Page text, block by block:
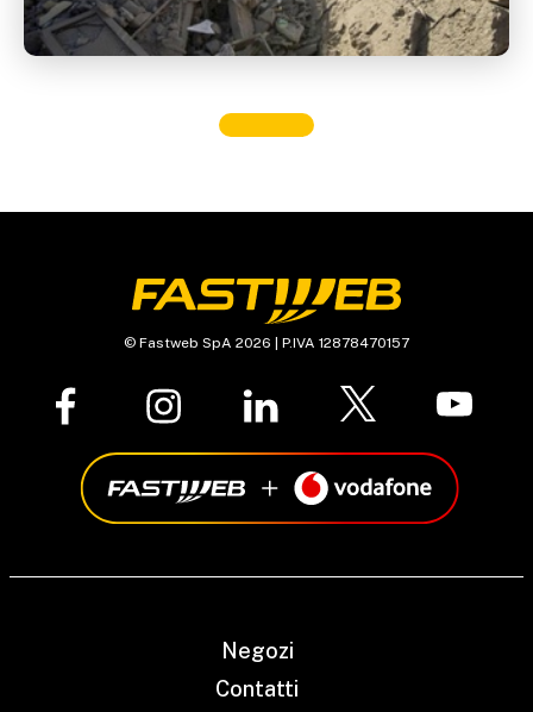
© Fastweb SpA 2026 | P.IVA 12878470157
Negozi
Contatti